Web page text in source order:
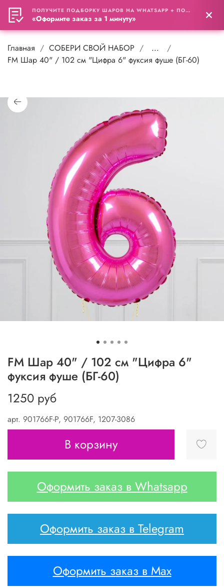
0
Главная СОБЕРИ СВОЙ НАБОР
...
FM Шар 40" / 102 см "Цифра 6" фуксия фуше (БГ-60)
арт. 901766F-P, 901766F, 1207-3086
FM Шар 40" / 102 см "Цифра 6"
фуксия фуше (БГ-60)
1250 руб
В корзину
Оформить заказ в Whatsapp
Оформить заказ в Telegram
Оформить заказ в Max
ПОЛУЧИТЕ ПОДБОРКУ ШАРОВ НА WHATSAPP + ПОДАРОК
«Оформите заказ за 1 минуту»